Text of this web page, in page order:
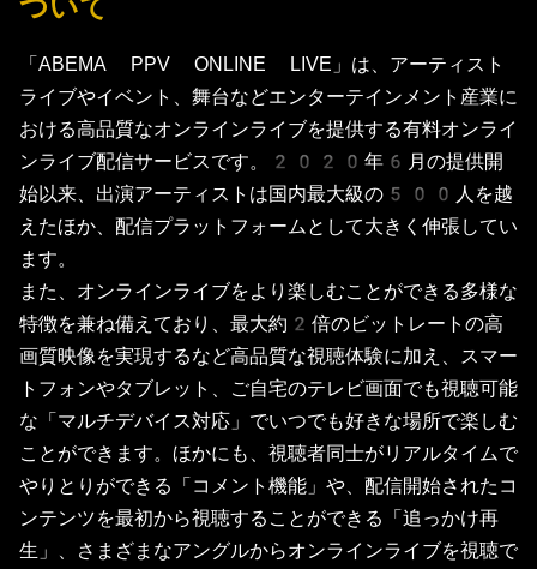
ついて
「ABEMA PPV ONLINE LIVE」は、アーティスト
ライブやイベント、舞台などエンターテインメント産業に
おける高品質なオンラインライブを提供する有料オンライ
ンライブ配信サービスです。2020年6月の提供開
始以来、出演アーティストは国内最大級の500人を越
えたほか、配信プラットフォームとして大きく伸張してい
ます。
また、オンラインライブをより楽しむことができる多様な
特徴を兼ね備えており、最大約2倍のビットレートの高
画質映像を実現するなど高品質な視聴体験に加え、スマー
トフォンやタブレット、ご自宅のテレビ画面でも視聴可能
な「マルチデバイス対応」でいつでも好きな場所で楽しむ
ことができます。ほかにも、視聴者同士がリアルタイムで
やりとりができる「コメント機能」や、配信開始されたコ
ンテンツを最初から視聴することができる「追っかけ再
生」、さまざまなアングルからオンラインライブを視聴で